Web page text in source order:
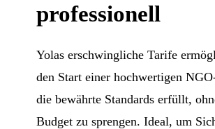
professionell
Yolas erschwingliche Tarife
den Start einer hochwertigen
die bewährte Standards erfüllt,
Budget zu sprengen. Ideal, um